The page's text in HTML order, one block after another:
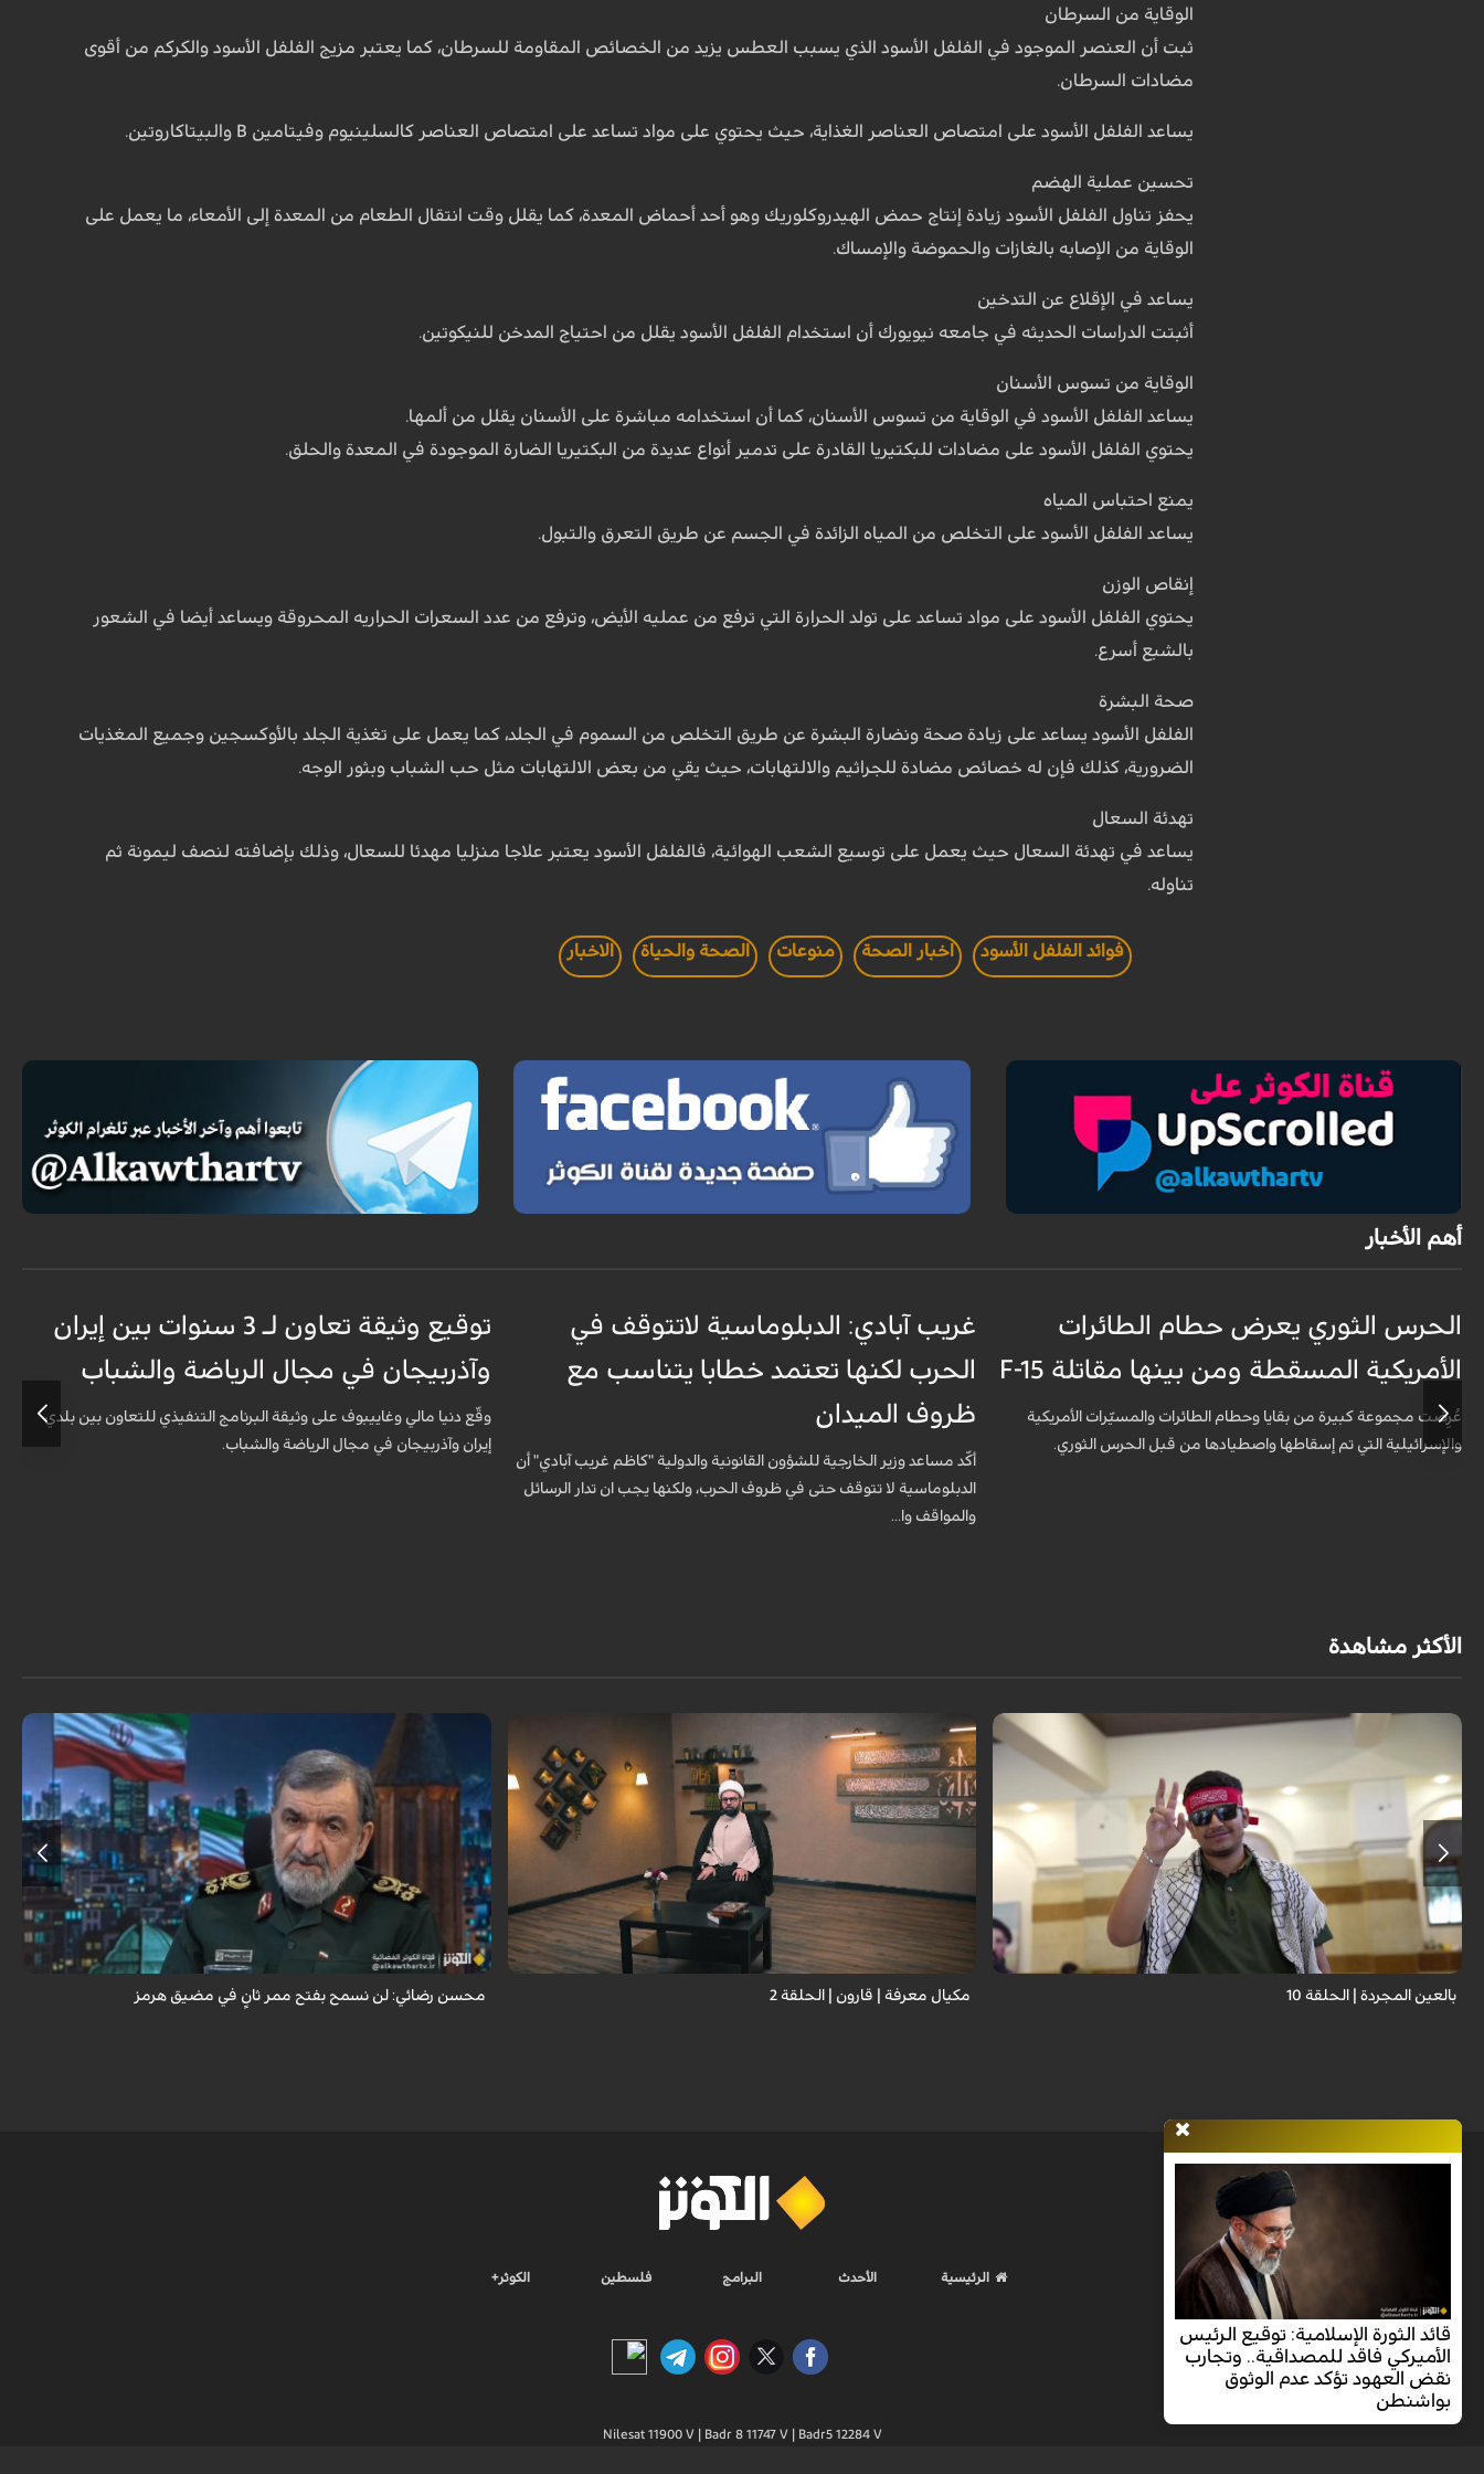
الوقاية من السرطان
ثبت أن العنصر الموجود في الفلفل الأسود الذي يسبب العطس يزيد من الخصائص المقاومة للسرطان، كما يعتبر مزيج الفلفل الأسود والكركم من أقوى
مضادات السرطان.
يساعد الفلفل الأسود على امتصاص العناصر الغذاية، حيث يحتوي على مواد تساعد على امتصاص العناصر كالسلينيوم وفيتامين B والبيتاكاروتين.
تحسين عملية الهضم
يحفز تناول الفلفل الأسود زيادة إنتاج حمض الهيدروكلوريك وهو أحد أحماض المعدة، كما يقلل وقت انتقال الطعام من المعدة إلى الأمعاء، ما يعمل على
الوقاية من الإصابه بالغازات والحموضة والإمساك.
يساعد في الإقلاع عن التدخين
أثبتت الدراسات الحديثه في جامعه نيويورك أن استخدام الفلفل الأسود يقلل من احتياج المدخن للنيكوتين.
الوقاية من تسوس الأسنان
يساعد الفلفل الأسود في الوقاية من تسوس الأسنان، كما أن استخدامه مباشرة على الأسنان يقلل من ألمها.
يحتوي الفلفل الأسود على مضادات للبكتيريا القادرة على تدمير أنواع عديدة من البكتيريا الضارة الموجودة في المعدة والحلق.
يمنع احتباس المياه
يساعد الفلفل الأسود على التخلص من المياه الزائدة في الجسم عن طريق التعرق والتبول.
إنقاص الوزن
يحتوي الفلفل الأسود على مواد تساعد على تولد الحرارة التي ترفع من عمليه الأيض، وترفع من عدد السعرات الحراريه المحروقة ويساعد أيضا في الشعور
بالشبع أسرع.
صحة البشرة
الفلفل الأسود يساعد على زيادة صحة ونضارة البشرة عن طريق التخلص من السموم في الجلد، كما يعمل على تغذية الجلد بالأوكسجين وجميع المغذيات
الضرورية، كذلك فإن له خصائص مضادة للجراثيم والالتهابات، حيث يقي من بعض الالتهابات مثل حب الشباب وبثور الوجه.
تهدئة السعال
يساعد في تهدئة السعال حيث يعمل على توسيع الشعب الهوائية، فالفلفل الأسود يعتبر علاجا منزليا مهدئا للسعال، وذلك بإضافته لنصف ليمونة ثم
تناوله.
فوائد الفلفل الأسود اخبار الصحة منوعات الصحة والحياة الاخبار
أهم الأخبار
الحرس الثوري يعرض حطام الطائرات
الأمريكية المسقطة ومن بينها مقاتلة F-15
عُرِضت مجموعة كبيرة من بقايا وحطام الطائرات والمسيّرات الأمريكية
والإسرائيلية التي تم إسقاطها واصطيادها من قبل الحرس الثوري.
غريب آبادي: الدبلوماسية لاتتوقف في
الحرب لكنها تعتمد خطابا يتناسب مع
ظروف الميدان
أكّد مساعد وزير الخارجية للشؤون القانونية والدولية "كاظم غريب آبادي" أن
الدبلوماسية لا تتوقف حتى في ظروف الحرب، ولكنها يجب ان تدار الرسائل
والمواقف وا...
توقيع وثيقة تعاون لـ 3 سنوات بين إيران
وآذربيجان في مجال الرياضة والشباب
وقّع دنيا مالي وغاييبوف على وثيقة البرنامج التنفيذي للتعاون بين بلدي
إيران وآذربيجان في مجال الرياضة والشباب.
الأكثر مشاهدة
برنامج "بالعين المجردة" هو توثيق إنسانيٌّ شجاعٌ للحياة تحت وطأة الحرب، حيث
نستمع فيه إلى شهاداتٍ حيّةٍ لأشخاص عايشوا التفجيرات والدمار، فنرى بعيونهم
ت...
بالعين المجردة | الحلقة 10 مكيال معرفة | قارون | الحلقة 2
أكد اللواء محسن رضائي أن إيران لن تسمح بفتح ممر ثانٍ في مضيق هرمز.
محسن رضائي: لن نسمح بفتح ممر ثانٍ في مضيق هرمز
قائد الثورة الإسلامية: توقيع الرئيس
الأميركي فاقد للمصداقية.. وتجارب
نقض العهود تؤكد عدم الوثوق
بواشنطن
الرئيسية الأحدث البرامج فلسطين الكوثر+
Nilesat 11900 V | Badr 8 11747 V | Badr5 12284 V